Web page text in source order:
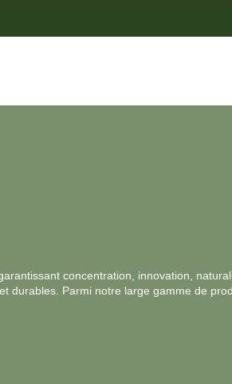
concentration, innovation,
durables. Parmi notre large gamme de